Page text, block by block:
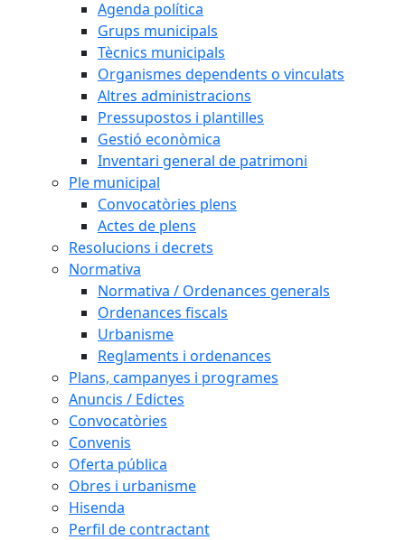
Agenda política
Grups municipals
Tècnics municipals
Organismes dependents o vinculats
Altres administracions
Pressupostos i plantilles
Gestió econòmica
Inventari general de patrimoni
Ple municipal
Convocatòries plens
Actes de plens
Resolucions i decrets
Normativa
Normativa / Ordenances generals
Ordenances fiscals
Urbanisme
Reglaments i ordenances
Plans, campanyes i programes
Anuncis / Edictes
Convocatòries
Convenis
Oferta pública
Obres i urbanisme
Hisenda
Perfil de contractant